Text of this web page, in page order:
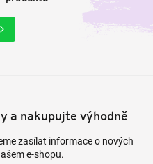
a nakupujte výhodně
zasílat informace o nových
e-shopu.